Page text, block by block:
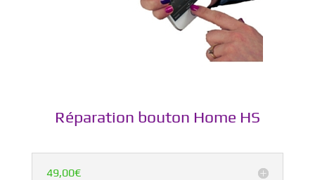
Réparation bouton Home HS
49,00€